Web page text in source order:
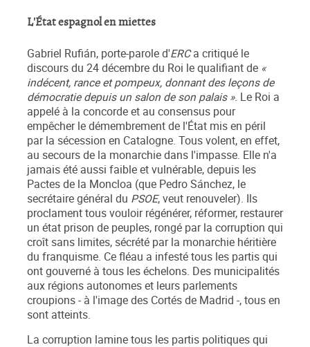
L'État espagnol en miettes
Gabriel Rufián, porte-parole d'ERCa critiqué le
discours du 24 décembre du Roi le qualifiant de «
indécent, rance et pompeux, donnant des leçons de
démocratie depuis un salon de son palais ». Le Roi a
appelé à la concorde et au consensus pour
empêcher le démembrement de l'État mis en péril
par la sécession en Catalogne. Tous volent, en effet,
au secours de la monarchie dans l'impasse. Elle n'a
jamais été aussi faible et vulnérable, depuis les
Pactes de la Moncloa (que Pedro Sánchez, le
secrétaire général du PSOE, veut renouveler). Ils
proclament tous vouloir régénérer, réformer, restaurer
un état prison de peuples, rongé par la corruption qui
croît sans limites, sécrété par la monarchie héritière
du franquisme. Ce fléau a infesté tous les partis qui
ont gouverné à tous les échelons. Des municipalités
aux régions autonomes et leurs parlements
croupions - à l'image des Cortés de Madrid -, tous en
sont atteints.
La corruption lamine tous les partis politiques qui